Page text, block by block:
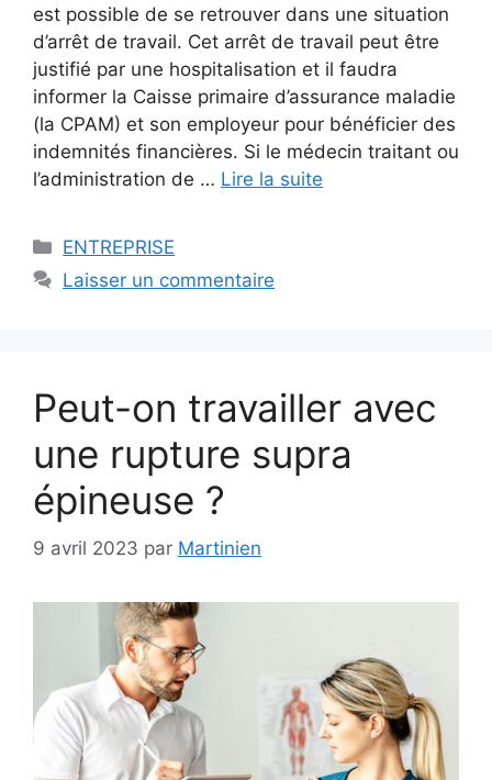
est possible de se retrouver dans une situation
d’arrêt de travail. Cet arrêt de travail peut être
justifié par une hospitalisation et il faudra
informer la Caisse primaire d’assurance maladie
(la CPAM) et son employeur pour bénéficier des
indemnités financières. Si le médecin traitant ou
l’administration de … Lire la suite
Catégories
ENTREPRISE
Laisser un commentaire
Peut-on travailler avec
une rupture supra
épineuse ?
9 avril 2023 par Martinien